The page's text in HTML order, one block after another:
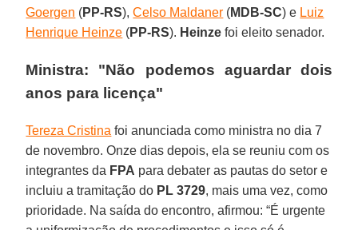
Goergen (PP-RS),Celso Maldaner (MDB-SC) e Luiz
Henrique Heinze (PP-RS). Heinze foi eleito senador.
Ministra: "Não podemos aguardar dois
anos para licença"
Tereza Cristina foi anunciada como ministra no dia 7
de novembro. Onze dias depois, ela se reuniu com os
integrantes da FPA para debater as pautas do setor e
incluiu a tramitação do PL 3729, mais uma vez, como
prioridade. Na saída do encontro, afirmou: “É urgente